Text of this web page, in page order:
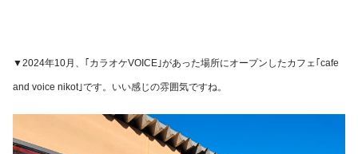
▼2024年10月、｢カラオケVOICE｣があった場所にオープンしたカフェ｢cafe
and voice nikot｣です。いい感じの雰囲気ですね。